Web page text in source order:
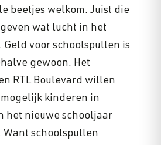
beetjes welkom. Juist die
wat lucht in het
voor schoolspullen is
gewoon. Het
RTL Boulevard willen
kinderen in
het nieuwe schooljaar
Want schoolspullen